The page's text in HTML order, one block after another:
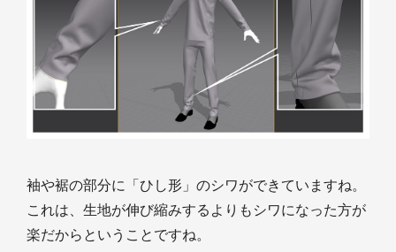
袖や裾の部分に「ひし形」のシワができていますね。
これは、生地が伸び縮みするよりもシワになった方が
楽だからということですね。